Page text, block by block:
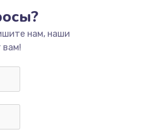
нам, наши
вам!